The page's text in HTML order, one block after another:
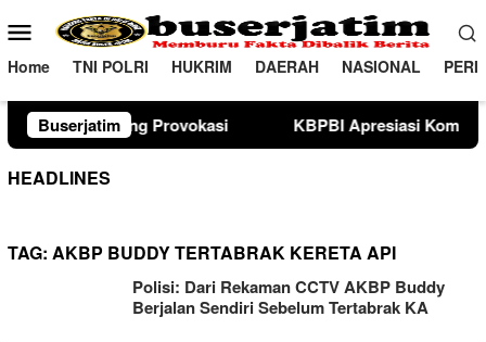
ke
konten
Menu
Mobile
Home TNI POLRI HUKRIM DAERAH NASIONAL
BuserjatimKBPBI Apresiasi Komitmen Kapolri Kawal
HEADLINES
TAG: AKBP BUDDY TERTABRAK KERETA API
Polisi: Dari Rekaman CCTV AKBP Buddy
Berjalan Sendiri Sebelum Tertabrak KA